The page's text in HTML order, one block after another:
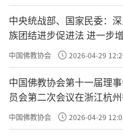
中央统战部、国家民委：
族团结进步促进法 进一步
聚力向心力
中国佛教协会 2026-04-29
中国佛教协会第十一届理
员会第二次会议在浙江杭
中国佛教协会 2026-04-29